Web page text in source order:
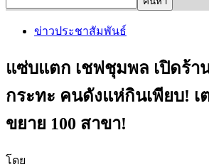
ข่าวประชาสัมพันธ์
แซ่บแตก เชฟชุมพล เปิดร้า
กระทะ คนดังแห่กินเพียบ! เ
ขยาย 100 สาขา!
โดย